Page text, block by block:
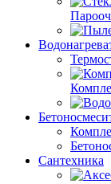
Сантехника